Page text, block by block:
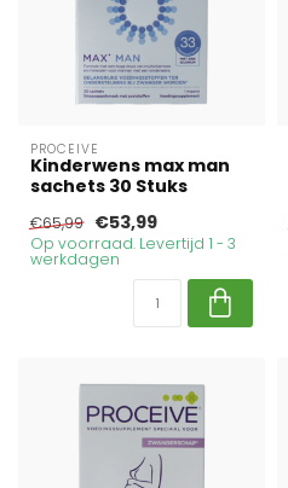
PROCEIVE
Kinderwens max man
sachets 30 Stuks
€65,99 €53,99
Op voorraad. Levertijd 1 - 3
werkdagen